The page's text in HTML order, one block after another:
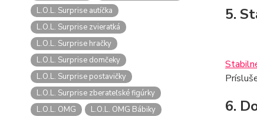
L.O.L. Surprise autíčka
L.O.L. Surprise zvieratká
L.O.L. Surprise hračky
L.O.L. Surprise domčeky
L.O.L. Surprise postavičky
L.O.L. Surprise zberateľské figúrky
L.O.L. OMG
L.O.L. OMG Bábiky
5.
6.